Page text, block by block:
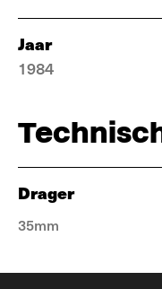
Jaar
1984
Drager
35mm